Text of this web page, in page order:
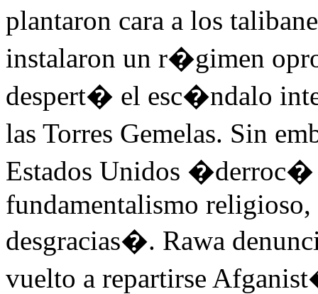
plantaron cara a los
instalaron un r�gimen
despert� el esc�ndalo
las Torres Gemelas. Sin
Estados Unidos
fundamentalismo religioso,
desgracias�. Rawa
vuelto a repartirse